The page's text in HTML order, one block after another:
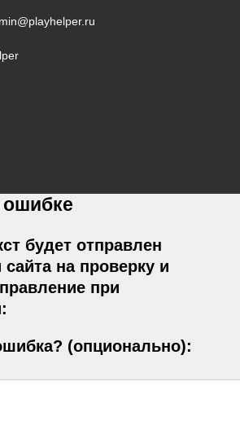
будет отправлен
на проверку и
при
(опционально):